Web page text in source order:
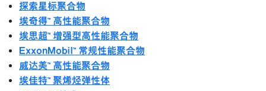
探索星标聚合物
埃奇得™ 高性能聚合物
埃思超™ 增强型高性能聚合物
ExxonMobil™ 常规性能聚合物
威达美™ 高性能聚合物
埃佳特™ 聚烯烃弹性体